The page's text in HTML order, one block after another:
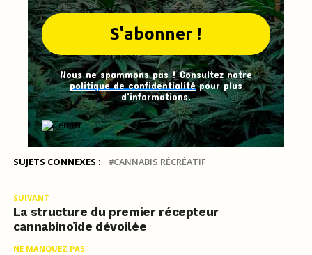
Nous ne spammons pas ! Consultez notre
politique de confidentialitépour plus
d’informations.
SUJETS CONNEXES : CANNABIS RÉCRÉATIF
SUIVANT
La structure du premier récepteur
cannabinoïde dévoilée
NE MANQUEZ PAS